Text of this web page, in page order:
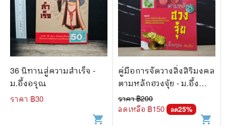
36 นิทานสู่ความสำเร็จ -
ม.อึ้งอรุณ
ราคา ฿30
shopping_cart
คู่มือการจัดวางสิ่งสิริมงคล
ตามหลักฮวงจุ้ย - ม.อึ้ง
อรุณ
ราคา ฿200
ลดเหลือ ฿150 ลด25%
shopping_cart